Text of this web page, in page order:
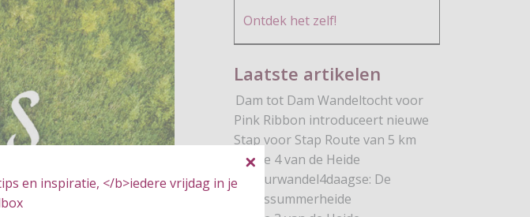
en inspiratie, </b>iedere vrijdag in je
Ontdek het zelf!
Laatste artikelen
Dam tot Dam Wandeltocht voor
Pink Ribbon introduceert nieuwe
Stap voor Stap Route van 5 km
Route 4 van de Heide
Natuurwandel4daagse: De
Brunssummerheide